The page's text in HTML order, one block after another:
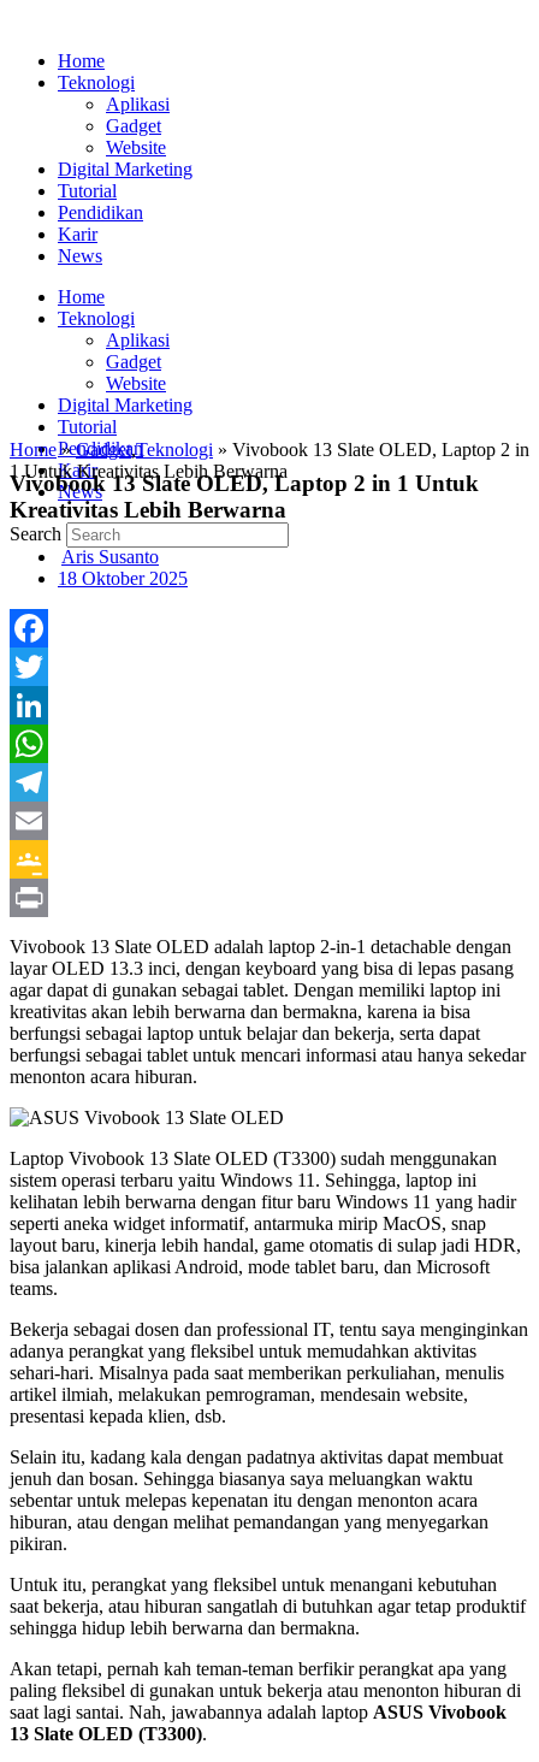
Home
Teknologi
Aplikasi
Gadget
Website
Digital Marketing
Tutorial
Pendidikan
Karir
News
Home
Teknologi
Aplikasi
Gadget
Website
Digital Marketing
Tutorial
Pendidikan
Karir
News
Search
Home»Gadget,Teknologi » Vivobook 13 Slate OLED, Laptop 2 in
1 Untuk Kreativitas Lebih Berwarna
Vivobook 13 Slate OLED, Laptop 2 in 1 Untuk
Kreativitas Lebih Berwarna
Aris Susanto
18 Oktober 2025
Facebook
Twitter
LinkedIn
WhatsApp
Telegram
Email
Google
Classroom
Print
Vivobook 13 Slate OLED adalah laptop 2-in-1 detachable dengan
layar OLED 13.3 inci, dengan keyboard yang bisa di lepas pasang
agar dapat di gunakan sebagai tablet. Dengan memiliki laptop ini
kreativitas akan lebih berwarna dan bermakna, karena ia bisa
berfungsi sebagai laptop untuk belajar dan bekerja, serta dapat
berfungsi sebagai tablet untuk mencari informasi atau hanya sekedar
menonton acara hiburan.
Laptop Vivobook 13 Slate OLED (T3300) sudah menggunakan
sistem operasi terbaru yaitu Windows 11. Sehingga, laptop ini
kelihatan lebih berwarna dengan fitur baru Windows 11 yang hadir
seperti aneka widget informatif, antarmuka mirip MacOS, snap
layout baru, kinerja lebih handal, game otomatis di sulap jadi HDR,
bisa jalankan aplikasi Android, mode tablet baru, dan Microsoft
teams.
Bekerja sebagai dosen dan professional IT, tentu saya menginginkan
adanya perangkat yang fleksibel untuk memudahkan aktivitas
sehari-hari. Misalnya pada saat memberikan perkuliahan, menulis
artikel ilmiah, melakukan pemrograman, mendesain website,
presentasi kepada klien, dsb.
Selain itu, kadang kala dengan padatnya aktivitas dapat membuat
jenuh dan bosan. Sehingga biasanya saya meluangkan waktu
sebentar untuk melepas kepenatan itu dengan menonton acara
hiburan, atau dengan melihat pemandangan yang menyegarkan
pikiran.
Untuk itu, perangkat yang fleksibel untuk menangani kebutuhan
saat bekerja, atau hiburan sangatlah di butuhkan agar tetap produktif
sehingga hidup lebih berwarna dan bermakna.
Akan tetapi, pernah kah teman-teman berfikir perangkat apa yang
paling fleksibel di gunakan untuk bekerja atau menonton hiburan di
saat lagi santai. Nah, jawabannya adalah laptop ASUS Vivobook
13 Slate OLED (T3300).